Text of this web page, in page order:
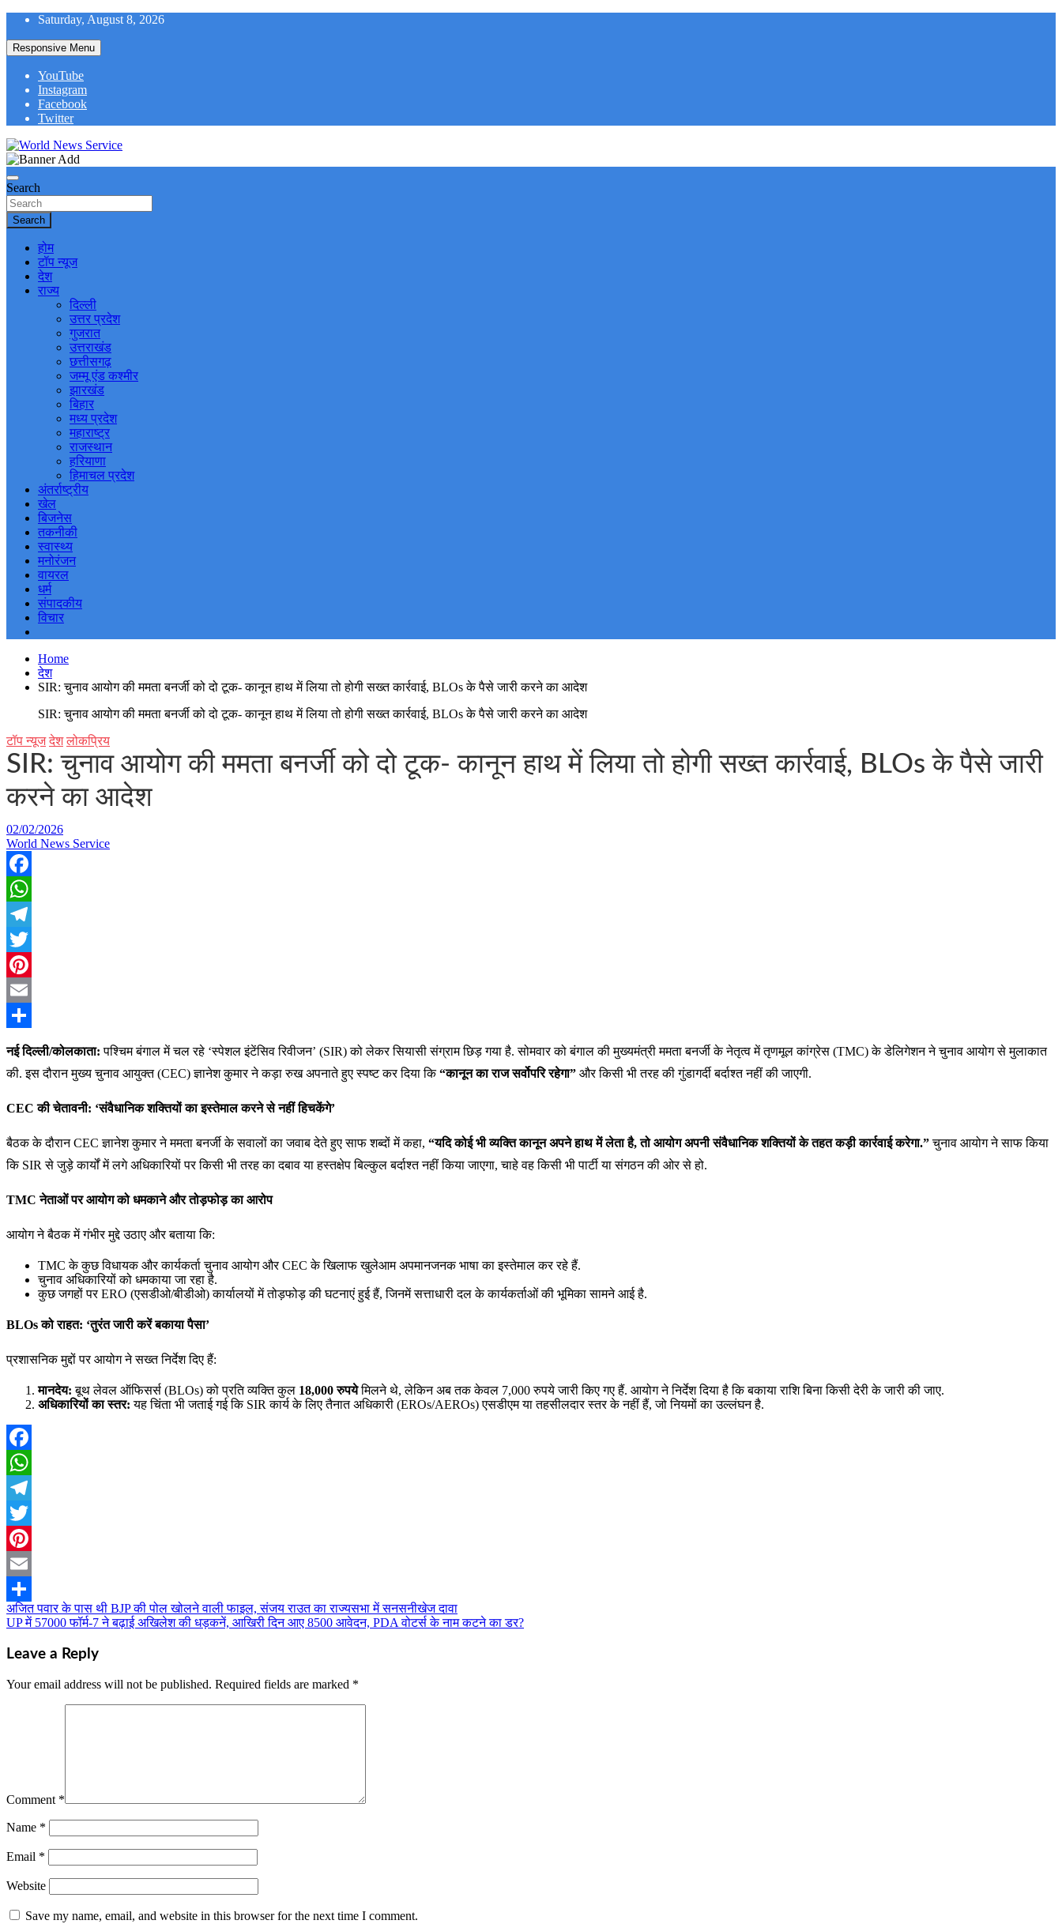
Skip
content
Saturday, August 8, 2026
Responsive Menu
YouTube
Instagram
Facebook
Twitter
World News Service
Search
Search
होम
टॉप न्यूज
देश
राज्य
दिल्ली
उत्तर प्रदेश
गुजरात
उत्तराखंड
छत्तीसगढ़
जम्मू एंड कश्मीर
झारखंड
बिहार
मध्य प्रदेश
महाराष्ट्र
राजस्थान
हरियाणा
हिमाचल प्रदेश
अंतर्राष्ट्रीय
खेल
बिजनेस
तकनीकी
स्वास्थ्य
मनोरंजन
वायरल
धर्म
संपादकीय
विचार
Home
देश
SIR: चुनाव आयोग की ममता बनर्जी को दो टूक- कानून हाथ में लिया तो होगी सख्त कार्रवाई, BLOs के पैसे जारी करने का आदेश
SIR: चुनाव आयोग की ममता बनर्जी को दो टूक- कानून हाथ में लिया तो होगी सख्त कार्रवाई, BLOs के पैसे जारी करने का आदेश
टॉप न्यूज देश लोकप्रिय
SIR: चुनाव आयोग की ममता बनर्जी को दो टूक- कानून हाथ में लिया तो होगी सख्त कार्रवाई, BLOs के पैसे जारी
करने का आदेश
02/02/2026
World News Service
Facebook
WhatsApp
Telegram
Twitter
Pinterest
Email
नई दिल्ली/कोलकाता: पश्चिम बंगाल में चल रहे ‘स्पेशल इंटेंसिव रिवीजन’ (SIR) को लेकर सियासी संग्राम छिड़ गया है. सोमवार को बंगाल की मुख्यमंत्री ममता बनर्जी के नेतृत्व में तृणमूल कांग्रेस (TMC) के डेलिगेशन ने चुनाव आयोग से मुलाकात
की. इस दौरान मुख्य चुनाव आयुक्त (CEC) ज्ञानेश कुमार ने कड़ा रुख अपनाते हुए स्पष्ट कर दिया कि“कानून का राज सर्वोपरि रहेगा” और किसी भी तरह की गुंडागर्दी बर्दाश्त नहीं की जाएगी.
CEC की चेतावनी: ‘संवैधानिक शक्तियों का इस्तेमाल करने से नहीं हिचकेंगे’
बैठक के दौरान CEC ज्ञानेश कुमार ने ममता बनर्जी के सवालों का जवाब देते हुए साफ शब्दों में कहा, “यदि कोई भी व्यक्ति कानून अपने हाथ में लेता है, तो आयोग अपनी संवैधानिक शक्तियों के तहत कड़ी कार्रवाई करेगा.”चुनाव आयोग ने साफ किया
कि SIR से जुड़े कार्यों में लगे अधिकारियों पर किसी भी तरह का दबाव या हस्तक्षेप बिल्कुल बर्दाश्त नहीं किया जाएगा, चाहे वह किसी भी पार्टी या संगठन की ओर से हो.
TMC नेताओं पर आयोग को धमकाने और तोड़फोड़ का आरोप
आयोग ने बैठक में गंभीर मुद्दे उठाए और बताया कि:
TMC के कुछ विधायक और कार्यकर्ता चुनाव आयोग और CEC के खिलाफ खुलेआम अपमानजनक भाषा का इस्तेमाल कर रहे हैं.
चुनाव अधिकारियों को धमकाया जा रहा है.
कुछ जगहों पर ERO (एसडीओ/बीडीओ) कार्यालयों में तोड़फोड़ की घटनाएं हुई हैं, जिनमें सत्ताधारी दल के कार्यकर्ताओं की भूमिका सामने आई है.
BLOs को राहत: ‘तुरंत जारी करें बकाया पैसा’
प्रशासनिक मुद्दों पर आयोग ने सख्त निर्देश दिए हैं:
मानदेय: बूथ लेवल ऑफिसर्स (BLOs) को प्रति व्यक्ति कुल 18,000 रुपयेमिलने थे, लेकिन अब तक केवल 7,000 रुपये जारी किए गए हैं. आयोग ने निर्देश दिया है कि बकाया राशि बिना किसी देरी के जारी की जाए.
अधिकारियों का स्तर: यह चिंता भी जताई गई कि SIR कार्य के लिए तैनात अधिकारी (EROs/AEROs) एसडीएम या तहसीलदार स्तर के नहीं हैं, जो नियमों का उल्लंघन है.
Facebook
WhatsApp
Telegram
Twitter
Pinterest
Email
Share
Post
navigation
अजित पवार के पास थी BJP की पोल खोलने वाली फाइल, संजय राउत का राज्यसभा में सनसनीखेज दावा
UP में 57000 फॉर्म-7 ने बढ़ाई अखिलेश की धड़कनें, आखिरी दिन आए 8500 आवेदन, PDA वोटर्स के नाम कटने का डर?
Leave a Reply
Your email address will not be published. Required fields are marked *
Comment *
Name *
Email *
Website
Save my name, email, and website in this browser for the next time I comment.